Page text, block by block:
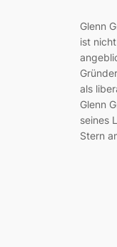
Glenn
ist
als
Glenn
seines
Stern